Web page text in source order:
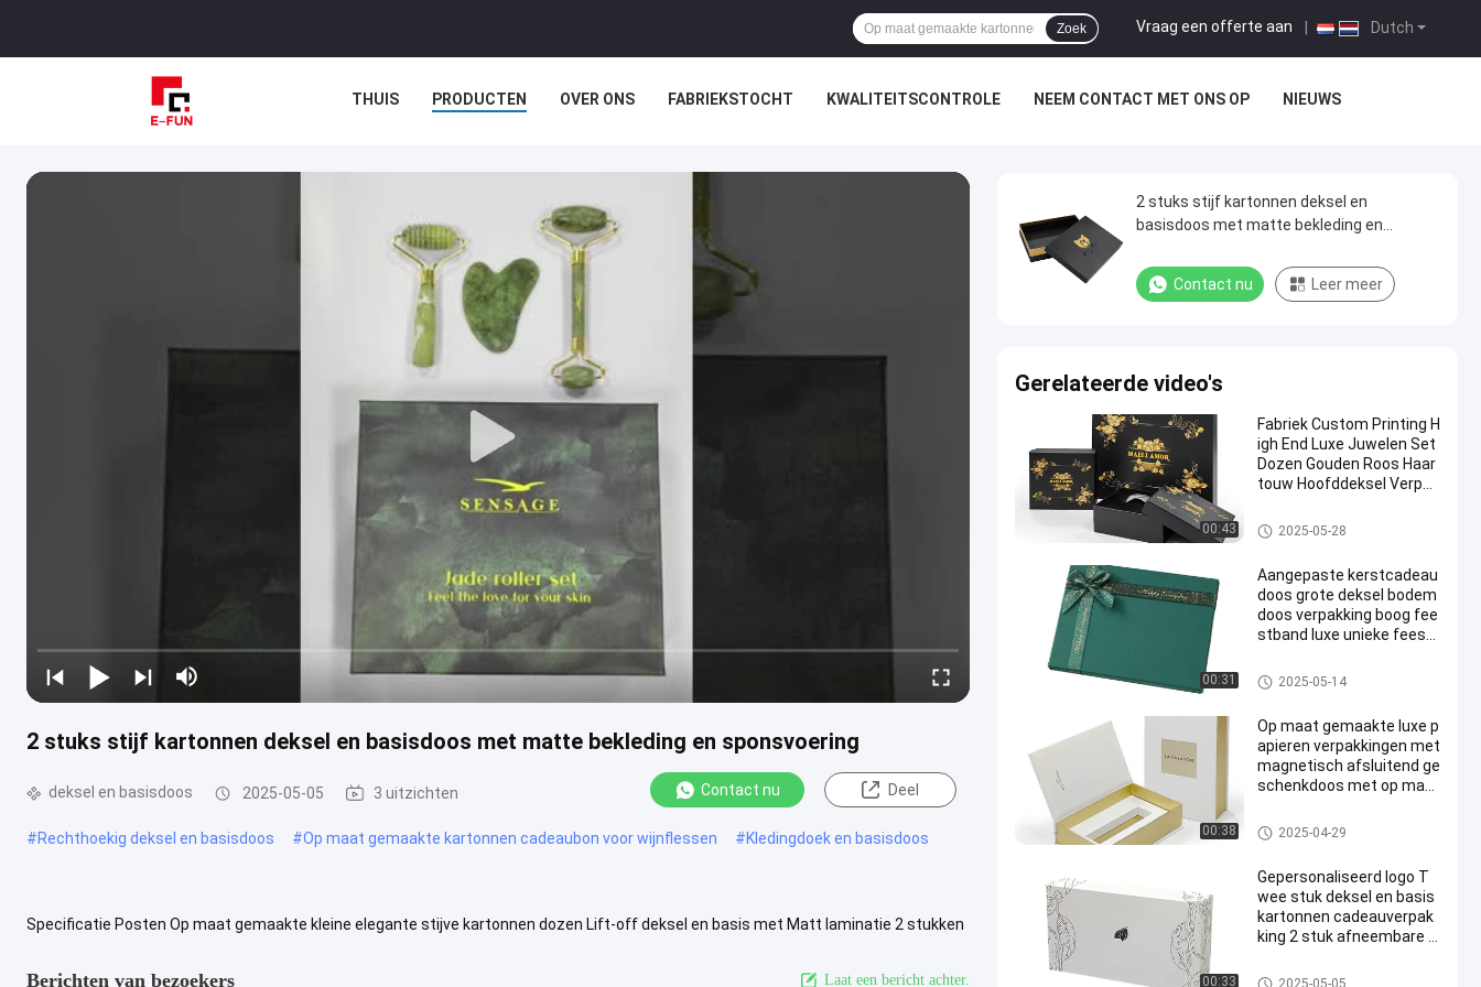
Dutch
Vraag een offerte aan
Zoek
THUIS PRODUCTEN OVER ONS FABRIEKSTOCHT KWALITEITSCONTROLE NEEM CONTACT MET ONS OP NIEUWS
2 stuks stijf kartonnen deksel en basisdoos met matte bekleding en sponsvoering
deksel en basisdoos 2025-05-05 3 uitzichten Contact nu Deel
#Rechthoekig deksel en basisdoos #Op maat gemaakte kartonnen cadeaubon voor wijnflessen #Kledingdoek en basisdoos
Specificatie Posten Op maat gemaakte kleine elegante stijve kartonnen dozen Lift-off deksel en basis met Matt laminatie 2 stukken
Berichten van bezoekers Laat een bericht achter.
2 stuks stijf kartonnen deksel en
basisdoos met matte bekleding en
Contact nu Leer meer
Gerelateerde video's
00:43
Fabriek Custom Printing H
igh End Luxe Juwelen Set
Dozen Gouden Roos Haar
touw Hoofddeksel Verpak
deksel en basisdoos
2025-05-28
00:31
Aangepaste kerstcadeau
doos grote deksel bodem
doos verpakking boog fee
stband luxe unieke feest
deksel en basisdoos
2025-05-14
00:38
Op maat gemaakte luxe p
apieren verpakkingen met
magnetisch afsluitend ge
schenkdoos met op maat
agnetische doos voor par
fum cosmetische verpak
Magnetische verpakkingsdoos
2025-04-29
00:33
Gepersonaliseerd logo T
wee stuk deksel en basis
kartonnen cadeauverpak
king 2 stuk afneembare h
or portemonnee en handt
deksel en basisdoos
2025-05-05